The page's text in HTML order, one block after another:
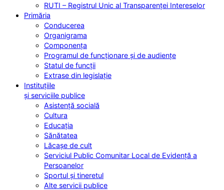
RUTI – Registrul Unic al Transparenței Intereselor
Primăria
Conducerea
Organigrama
Componența
Programul de funcționare și de audiențe
Statul de funcții
Extrase din legislație
Instituțiile
și serviciile publice
Asistență socială
Cultura
Educația
Sănătatea
Lăcașe de cult
Serviciul Public Comunitar Local de Evidență a
Persoanelor
Sportul și tineretul
Alte servicii publice